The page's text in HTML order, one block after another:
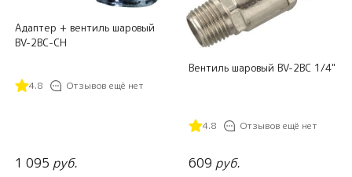
Адаптер + вентиль шаровый
BV-2BC-CH
4.8 Отзывов ещё нет
1 095 руб.
Вентиль шаровый BV-2BC 1/4"
4.8 Отзывов ещё нет
609 руб.